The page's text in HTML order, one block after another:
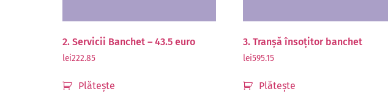
2. Servicii Banchet – 43.5 euro
lei222.85
Plătește
3. Tranșă însoțitor banchet
lei595.15
Plătește